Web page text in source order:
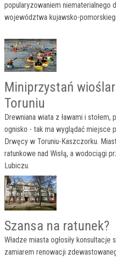
popularyzowaniem niematerialnego
województwa kujawsko-
Miniprzystań
Toruniu
Drewniana wiata z ławami i
ognisko - tak ma wyglądać miejsce
Drwęcy w Toruniu-Kaszczorku.
ratunkowe nad Wisłą, a wodociągi
Lubiczu.
Szansa na ratunek?
Władze miasta ogłosiły
zamiarem renowacji